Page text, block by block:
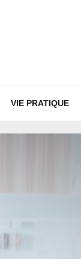
VIE PRATIQUE